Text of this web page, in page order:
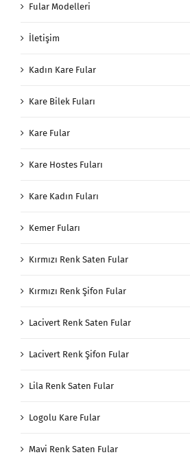
Fular Modelleri
İletişim
Kadın Kare Fular
Kare Bilek Fuları
Kare Fular
Kare Hostes Fuları
Kare Kadın Fuları
Kemer Fuları
Kırmızı Renk Saten Fular
Kırmızı Renk Şifon Fular
Lacivert Renk Saten Fular
Lacivert Renk Şifon Fular
Lila Renk Saten Fular
Logolu Kare Fular
Mavi Renk Saten Fular